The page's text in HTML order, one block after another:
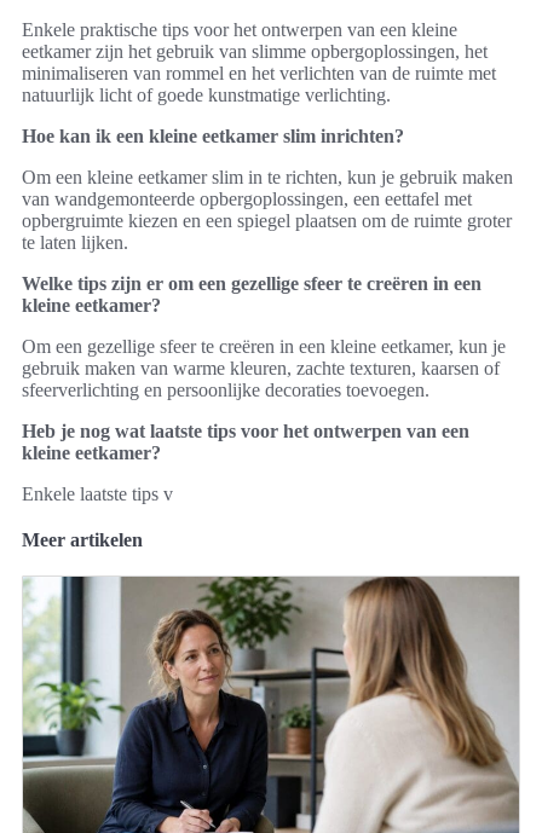
Enkele praktische tips voor het ontwerpen van een kleine
eetkamer zijn het gebruik van slimme opbergoplossingen, het
minimaliseren van rommel en het verlichten van de ruimte met
natuurlijk licht of goede kunstmatige verlichting.
Hoe kan ik een kleine eetkamer slim inrichten?
Om een kleine eetkamer slim in te richten, kun je gebruik maken
van wandgemonteerde opbergoplossingen, een eettafel met
opbergruimte kiezen en een spiegel plaatsen om de ruimte groter
te laten lijken.
Welke tips zijn er om een gezellige sfeer te creëren in een
kleine eetkamer?
Om een gezellige sfeer te creëren in een kleine eetkamer, kun je
gebruik maken van warme kleuren, zachte texturen, kaarsen of
sfeerverlichting en persoonlijke decoraties toevoegen.
Heb je nog wat laatste tips voor het ontwerpen van een
kleine eetkamer?
Enkele laatste tips v
Meer artikelen